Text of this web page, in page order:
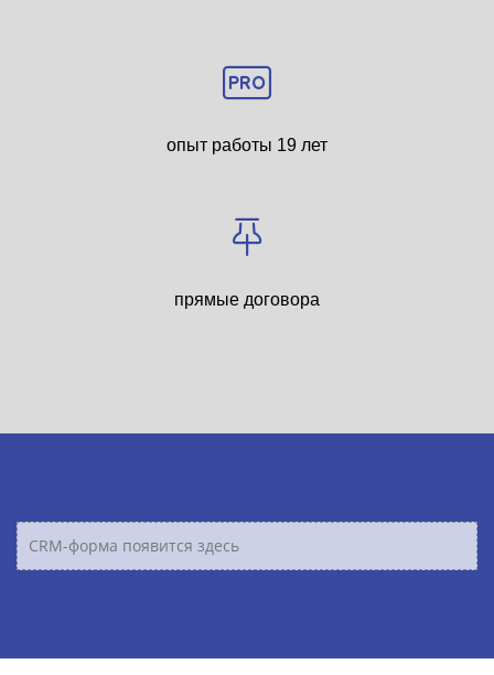
опыт работы 19 лет
прямые договора
CRM-форма появится здесь